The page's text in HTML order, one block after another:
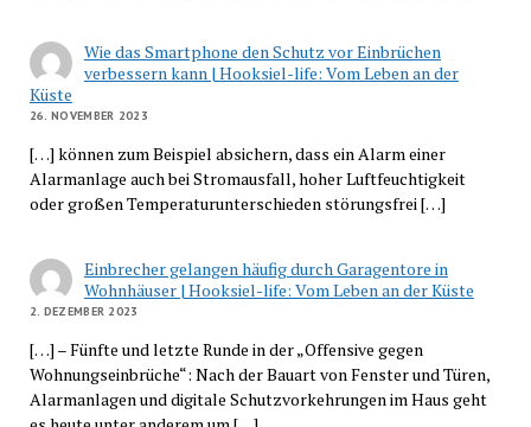
Wie das Smartphone den Schutz vor Einbrüchen
verbessern kann | Hooksiel-life: Vom Leben an der
Küste
26. NOVEMBER 2023
[…] können zum Beispiel absichern, dass ein Alarm einer
Alarmanlage auch bei Stromausfall, hoher Luftfeuchtigkeit
oder großen Temperaturunterschieden störungsfrei […]
Einbrecher gelangen häufig durch Garagentore in
Wohnhäuser | Hooksiel-life: Vom Leben an der Küste
2. DEZEMBER 2023
[…] – Fünfte und letzte Runde in der „Offensive gegen
Wohnungseinbrüche“: Nach der Bauart von Fenster und Türen,
Alarmanlagen und digitale Schutzvorkehrungen im Haus geht